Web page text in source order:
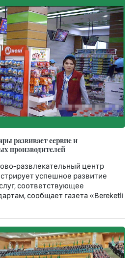
развивает сервис и
производителей
развлекательный центр
успешное развитие
соответствующее
сообщает газета «Bereketli